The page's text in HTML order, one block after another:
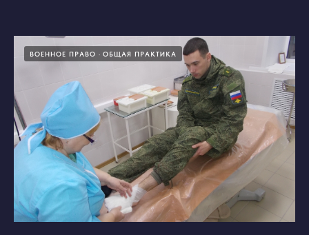
ВОЕННОЕ ПРАВО ОБЩАЯ ПРАКТИКА